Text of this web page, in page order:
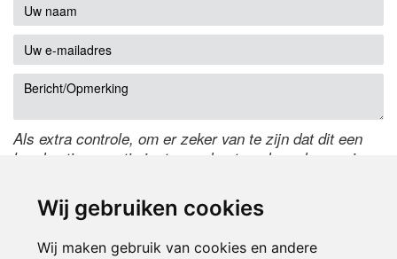
Wij gebruiken cookies
Wij maken gebruik van cookies en andere
Als extra controle, om er zeker van te zijn dat dit een
handmatige reactie is, typ onderstaande code over in
de code te wijzigen.